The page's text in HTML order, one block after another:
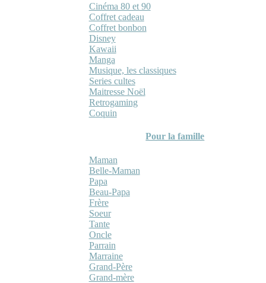
Cinéma 80 et 90
Coffret cadeau
Coffret bonbon
Disney
Kawaii
Manga
Musique, les classiques
Series cultes
Maitresse Noël
Retrogaming
Coquin
Pour la famille
Maman
Belle-Maman
Papa
Beau-Papa
Frère
Soeur
Tante
Oncle
Parrain
Marraine
Grand-Père
Grand-mère